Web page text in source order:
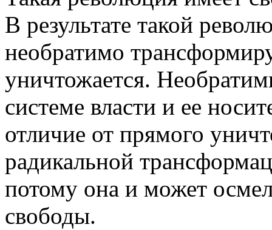
В результате такой
необратимо
уничтожается.
системе власти и ее
отличие от прямого
радикальной
потому она и может
свободы.